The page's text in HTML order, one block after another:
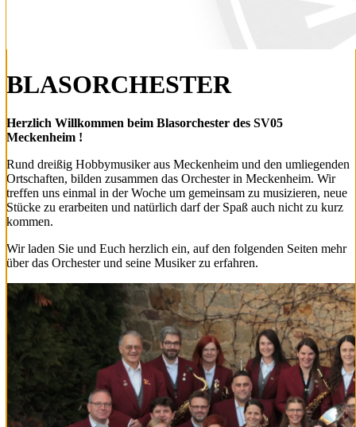
BLASORCHESTER
Herzlich Willkommen beim Blasorchester des SV05
Meckenheim !
Rund dreißig Hobbymusiker aus Meckenheim und den umliegenden
Ortschaften, bilden zusammen das Orchester in Meckenheim. Wir
treffen uns einmal in der Woche um gemeinsam zu musizieren, neue
Stücke zu erarbeiten und natürlich darf der Spaß auch nicht zu kurz
kommen.
Wir laden Sie und Euch herzlich ein, auf den folgenden Seiten mehr
über das Orchester und seine Musiker zu erfahren.